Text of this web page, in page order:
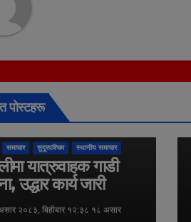
पोस्टहरू
समाचार सुदूरपश्चिम स्थानीय समाचार
यात्रुवाहक गाडी
उद्धार कार्य जारी
२०८३, बिहीबार १२:३८ १८ असार